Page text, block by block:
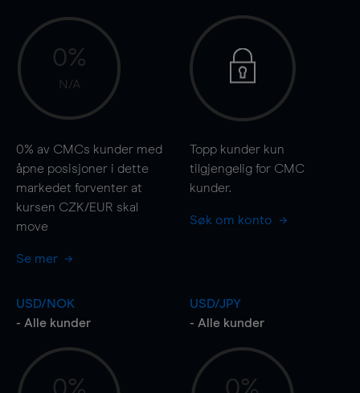
0%
N/A
0% av CMCs kunder med
åpne posisjoner i dette
markedet forventer at
kursen CZK/EUR skal
move
Se mer
Topp kunder kun
tilgjengelig for CMC
kunder.
Søk om konto
USD/NOK
- Alle kunder
USD/JPY
- Alle kunder